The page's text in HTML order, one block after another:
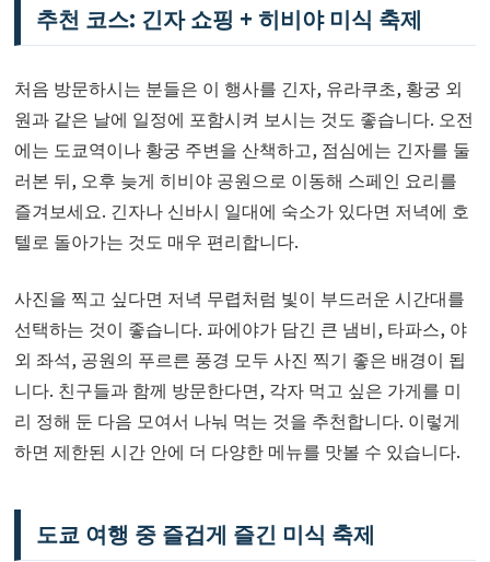
추천 코스: 긴자 쇼핑 + 히비야 미식 축제
처음 방문하시는 분들은 이 행사를 긴자, 유라쿠초, 황궁 외
원과 같은 날에 일정에 포함시켜 보시는 것도 좋습니다. 오전
에는 도쿄역이나 황궁 주변을 산책하고, 점심에는 긴자를 둘
러본 뒤, 오후 늦게 히비야 공원으로 이동해 스페인 요리를
즐겨보세요. 긴자나 신바시 일대에 숙소가 있다면 저녁에 호
텔로 돌아가는 것도 매우 편리합니다.
사진을 찍고 싶다면 저녁 무렵처럼 빛이 부드러운 시간대를
선택하는 것이 좋습니다. 파에야가 담긴 큰 냄비, 타파스, 야
외 좌석, 공원의 푸르른 풍경 모두 사진 찍기 좋은 배경이 됩
니다. 친구들과 함께 방문한다면, 각자 먹고 싶은 가게를 미
리 정해 둔 다음 모여서 나눠 먹는 것을 추천합니다. 이렇게
하면 제한된 시간 안에 더 다양한 메뉴를 맛볼 수 있습니다.
도쿄 여행 중 즐겁게 즐긴 미식 축제